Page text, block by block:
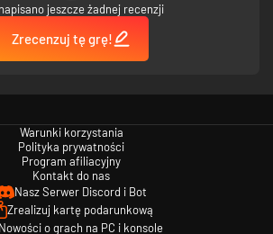
jeszcze żadnej recenzji
Zrecenzuj tę grę!
Warunki korzystania
Polityka prywatności
Program afiliacyjny
Kontakt do nas
Nasz Serwer Discord i Bot
Zrealizuj kartę podarunkową
o grach na PC i konsole